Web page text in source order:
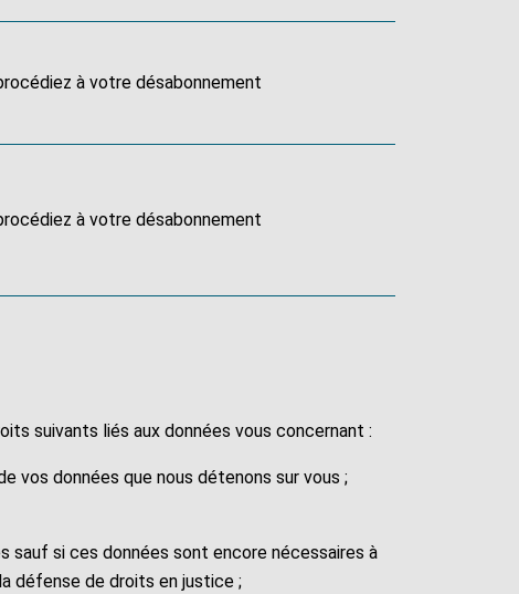
à votre désabonnement
à votre désabonnement
suivants liés aux données vous concernant :
vos données que nous détenons sur vous ;
sauf si ces données sont encore nécessaires à
défense de droits en justice ;